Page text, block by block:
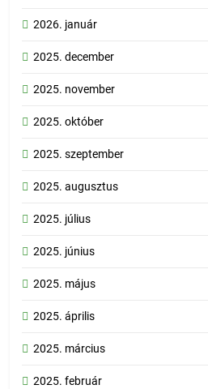
2026. január
2025. december
2025. november
2025. október
2025. szeptember
2025. augusztus
2025. július
2025. június
2025. május
2025. április
2025. március
2025. február